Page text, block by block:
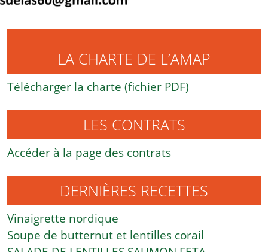
LA CHARTE DE L’AMAP
Télécharger la charte (fichier PDF)
LES CONTRATS
Accéder à la page des contrats
DERNIÈRES RECETTES
Vinaigrette nordique
Soupe de butternut et lentilles corail